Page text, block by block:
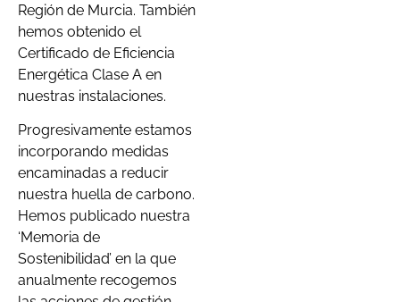
Región de Murcia. También
hemos obtenido el
Certificado de Eficiencia
Energética Clase A en
nuestras instalaciones.
Progresivamente estamos
incorporando medidas
encaminadas a reducir
nuestra huella de carbono.
Hemos publicado nuestra
‘Memoria de
Sostenibilidad’ en la que
anualmente recogemos